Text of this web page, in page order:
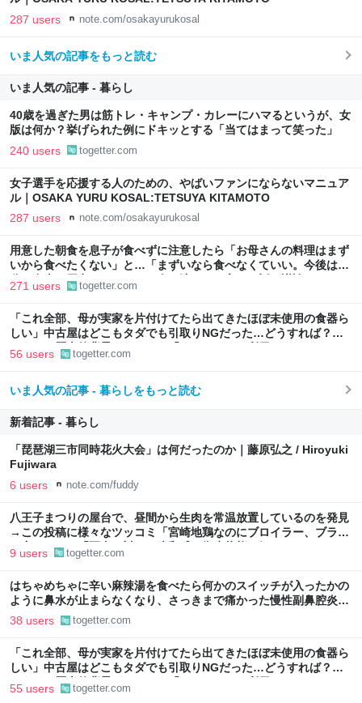
287 users note.com/osakayurukosal
いま人気の記事をもっと読む
いま人気の記事 - 暮らし
40歳を過ぎた男は筋トレ・キャンプ・カレーにハマるというが、女
版は何か？挙げられた例にドキッとする「当てはまって笑った」
240 users togetter.com
女子選手を応援する人のための、やばいファンにならないマニュア
ル｜OSAKA YURU KOSAL:TETSUYA KITAMOTO
287 users note.com/osakayurukosal
用意した朝食を息子が食べずに注意したら「お母さんの料理はまず
いから食べたくない」と…「まずいなら食べなくていい。今後は自
分で食事を用意しなさい。お金は渡す」と言った話が議論に
271 users togetter.com
「これ全部、母が実家を片付けてたら出てきたほぼ未使用の食器ら
しい」中古屋はどこもタダでも引取りNGだった…どうすれば？→
どうやら歴史的背景がありそう「ジモティーを利用しては？」
56 users togetter.com
いま人気の記事 - 暮らしをもっと読む
新着記事 - 暮らし
「琵琶湖三市同時花火大会」は何だったのか｜藤原弘之 / Hiroyuki
Fujiwara
6 users note.com/fuddy
八王子まつりの屋台で、昼間から生肉を常温放置しているのを発見
→この投稿に様々なツッコミ「宮崎地鶏なのにブロイラー、ブラジ
ル産では？」「写真に対して違和感」衛生状態も気になる
9 users togetter.com
はちゃめちゃに辛い麻辣湯を食べたら何かのスイッチが入ったかの
ように鼻水が止まらなくなり、さっきまで痛かった慢性副鼻腔炎の
顔面痛が一気に解消した
38 users togetter.com
「これ全部、母が実家を片付けてたら出てきたほぼ未使用の食器ら
しい」中古屋はどこもタダでも引取りNGだった…どうすれば？→
どうやら歴史的背景がありそう「ジモティーを利用しては？」
55 users togetter.com